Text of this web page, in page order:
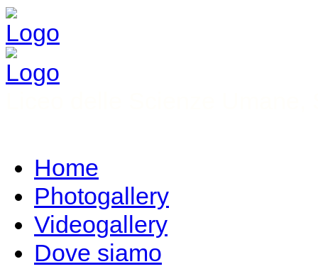
Home
Photogallery
Videogallery
Dove siamo